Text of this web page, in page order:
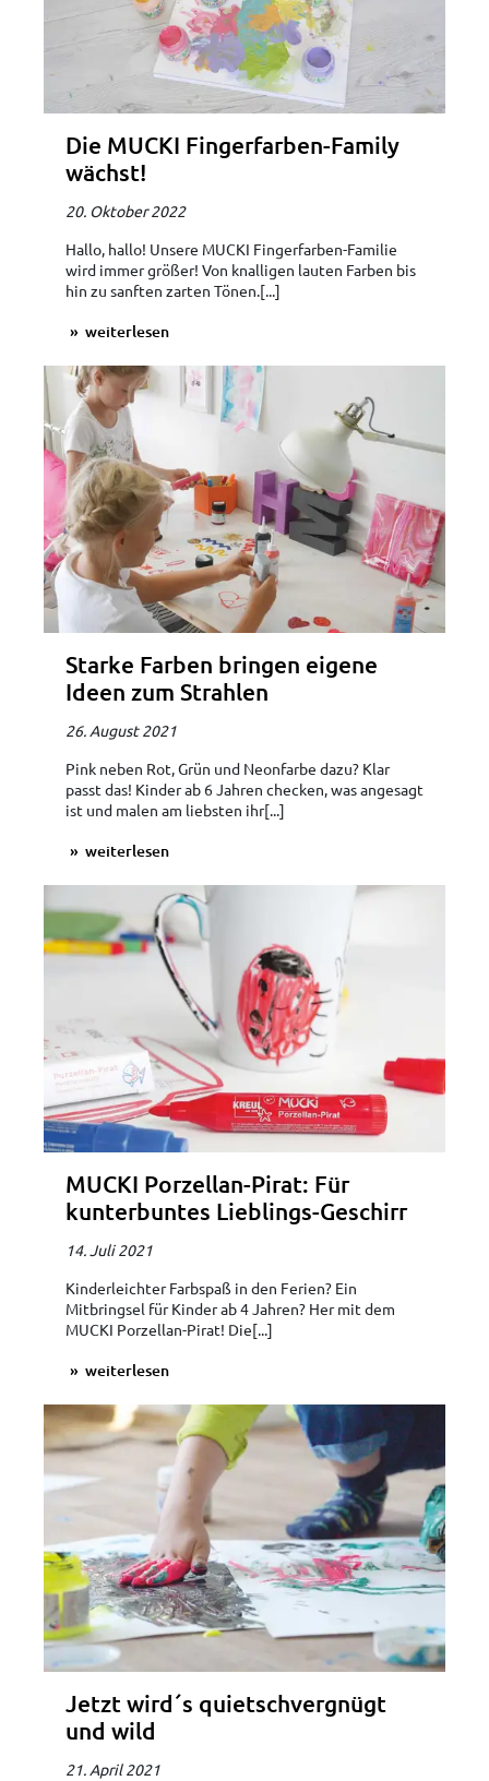
Die MUCKI Fingerfarben-Family
wächst!
20. Oktober 2022
Hallo, hallo! Unsere MUCKI Fingerfarben-Familie
wird immer größer! Von knalligen lauten Farben bis
hin zu sanften zarten Tönen.[...]
weiterlesen
Starke Farben bringen eigene
Ideen zum Strahlen
26. August 2021
Pink neben Rot, Grün und Neonfarbe dazu? Klar
passt das! Kinder ab 6 Jahren checken, was angesagt
ist und malen am liebsten ihr[...]
weiterlesen
MUCKI Porzellan-Pirat: Für
kunterbuntes Lieblings-Geschirr
14. Juli 2021
Kinderleichter Farbspaß in den Ferien? Ein
Mitbringsel für Kinder ab 4 Jahren? Her mit dem
MUCKI Porzellan-Pirat! Die[...]
weiterlesen
Jetzt wird´s quietschvergnügt
und wild
21. April 2021